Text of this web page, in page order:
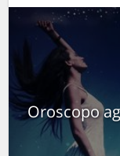
Oroscopo